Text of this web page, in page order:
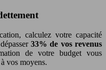
calculez votre capacité
33% de vos revenus
de votre budget vous
vos moyens.